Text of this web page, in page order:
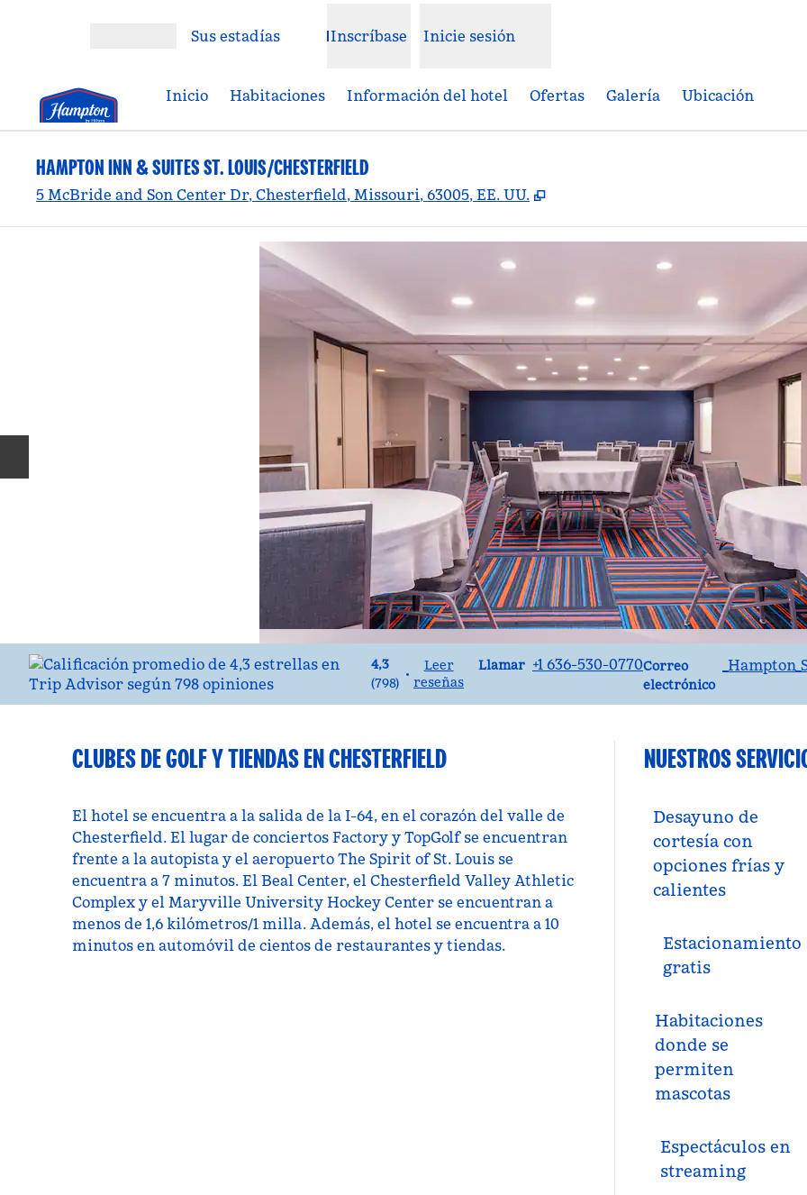
Sus estadías Inscríbase Inicie sesión
Inicio Habitaciones Información del hotel Ofertas Galería Ubicación
HAMPTON INN & SUITES ST. LOUIS/CHESTERFIELD
5 McBride and Son Center Dr, Chesterfield, Missouri, 63005, EE. UU. ,
4,3
(798)
•
Leer
reseñas
Llamar
Llame al+1 636-530-0770Correo
electrónico
Correo
CLUBES DE GOLF Y TIENDAS EN CHESTERFIELD
El hotel se encuentra a la salida de la I-64, en el corazón del valle de
Chesterfield. El lugar de conciertos Factory y TopGolf se encuentran
frente a la autopista y el aeropuerto The Spirit of St. Louis se
encuentra a 7 minutos. El Beal Center, el Chesterfield Valley Athletic
Complex y el Maryville University Hockey Center se encuentran a
menos de 1,6 kilómetros/1 milla. Además, el hotel se encuentra a 10
minutos en automóvil de cientos de restaurantes y tiendas.
NUESTROS
Desayuno de
cortesía con
opciones frías y
calientes
Estacionamiento
gratis
Habitaciones
donde se
permiten
mascotas
Espectáculos en
streaming